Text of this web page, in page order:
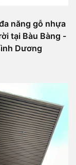
năng gỗ nhựa
tại Bàu Bàng -
Dương